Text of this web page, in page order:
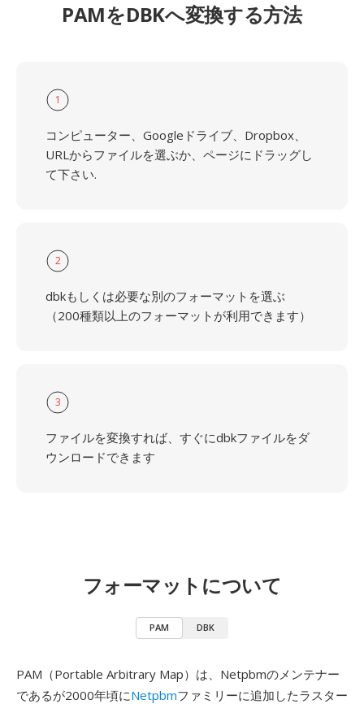
PAMをDBKへ変換する方法
1
コンピューター、Googleドライブ、Dropbox、
URLからファイルを選ぶか、ページにドラッグし
て下さい.
2
dbkもしくは必要な別のフォーマットを選ぶ
（200種類以上のフォーマットが利用できます）
3
ファイルを変換すれば、すぐにdbkファイルをダ
ウンロードできます
フォーマットについて
PAM DBK
PAM（Portable Arbitrary Map）は、Netpbmのメンテナー
であるが2000年頃にNetpbmファミリーに追加したラスター